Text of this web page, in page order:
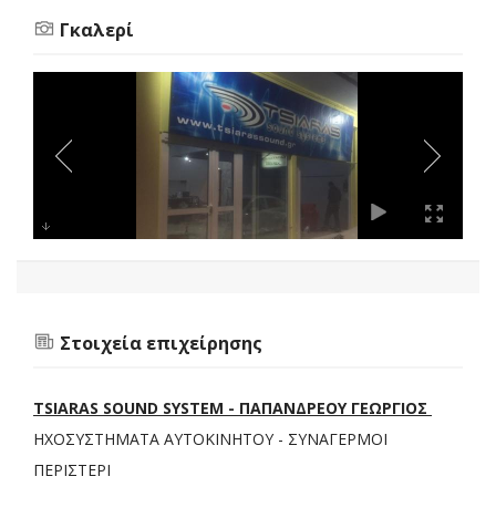
Γκαλερί
Στοιχεία επιχείρησης
TSIARAS SOUND SYSTEM - ΠΑΠΑΝΔΡΕΟΥ ΓΕΩΡΓΙΟΣ
ΗΧΟΣΥΣΤΗΜΑΤΑ ΑΥΤΟΚΙΝΗΤΟΥ - ΣΥΝΑΓΕΡΜΟΙ
ΠΕΡΙΣΤΕΡΙ